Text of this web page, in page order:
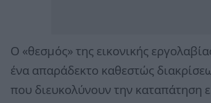
Ο «θεσμός» της εικονικής
ένα απαράδεκτο καθεστώς
που διευκολύνουν την καταπάτηση